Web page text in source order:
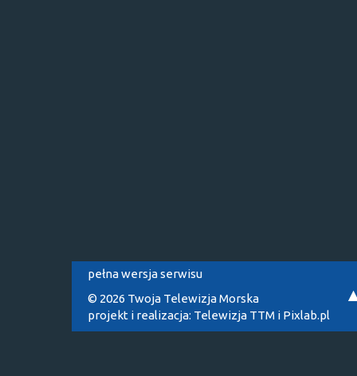
pełna wersja serwisu
© 2026 Twoja Telewizja Morska
projekt i realizacja: Telewizja TTM i Pixlab.pl